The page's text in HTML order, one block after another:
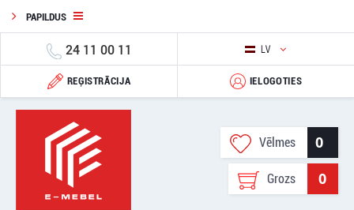
PAPILDUS
24 11 00 11 LV
REĢISTRĀCIJA IELOGOTIES
Vēlmes 0
Grozs 0